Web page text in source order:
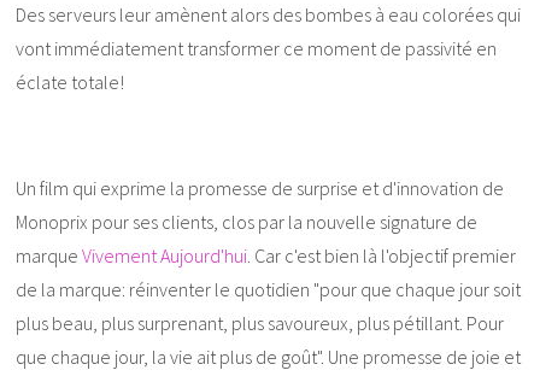
Des serveurs leur amènent alors des bombes à eau colorées qui
vont immédiatement transformer ce moment de passivité en
éclate totale!
Un film qui exprime la promesse de surprise et d'innovation de
Monoprix pour ses clients, clos par la nouvelle signature de
marqueVivement Aujourd'hui . Car c'est bien là l'objectif premier
de la marque: réinventer le quotidien "pour que chaque jour soit
plus beau, plus surprenant, plus savoureux, plus pétillant. Pour
que chaque jour, la vie ait plus de goût". Une promesse de joie et